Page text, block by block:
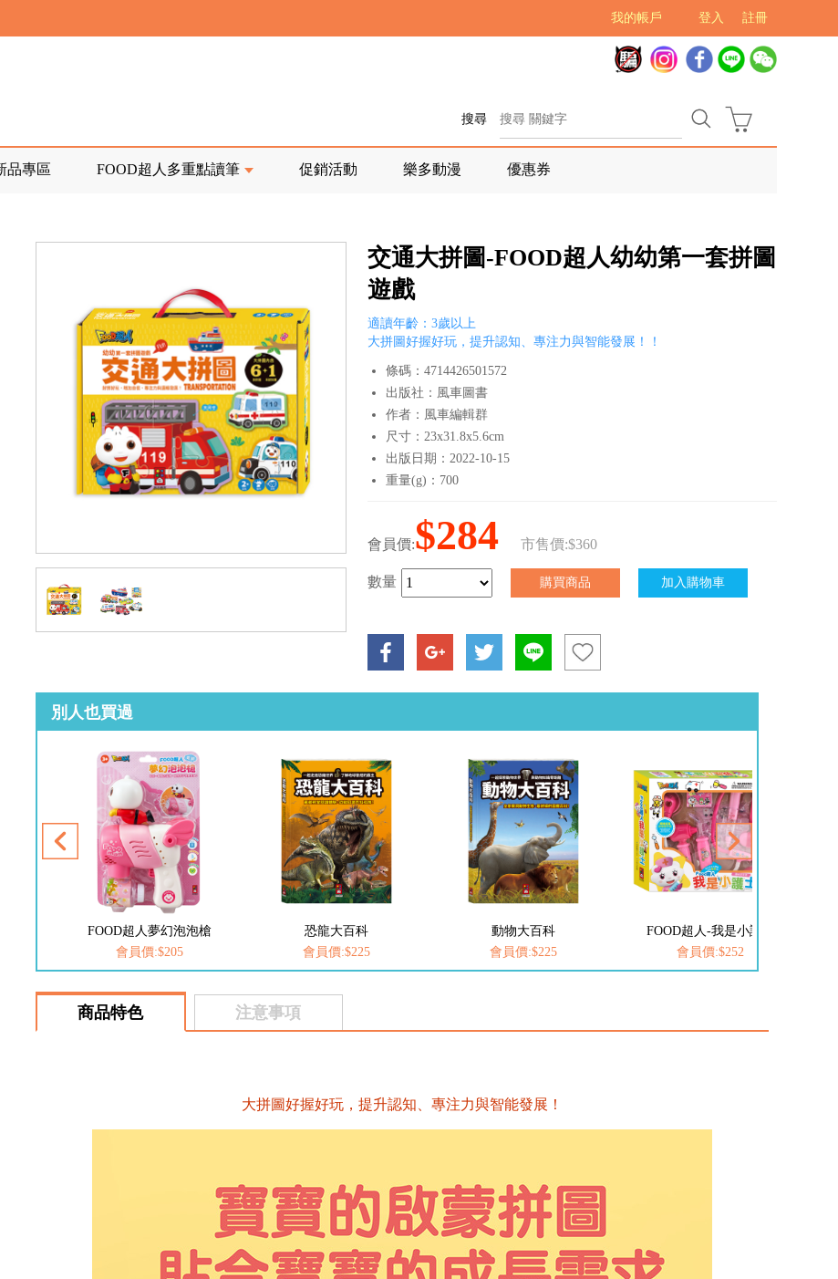
註冊
登入
我的帳戶
回發票需附上回郵郵票
前正興建中!
搜尋
品專區 FOOD超人多重點讀筆 促銷活動 樂多動漫 優惠券
交通大拼圖-FOOD超人幼幼第一套拼圖
遊戲
適讀年齡：3歲以上
大拼圖好握好玩，提升認知、專注力與智能發展！！
條碼：4714426501572
出版社：風車圖書
作者：風車編輯群
尺寸：23x31.8x5.6cm
出版日期：2022-10-15
重量(g)：700
會員價:$284 市售價:$360
數量
別人也買過
幻泡泡槍
恐龍大百科
會員價:$225
動物大百科
會員價:$225
FOOD超人-我是小護士
會員價:$252
愛思考的小小孩(全套8冊)
會員價:$537
商品特色 注意事項
大拼圖好握好玩，提升認知、專注力與智能發展！